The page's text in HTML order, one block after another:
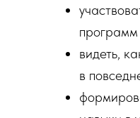
программ
видеть,
в